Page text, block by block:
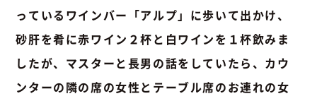
っているワインバー「アルプ」に歩いて出かけ、
砂肝を肴に赤ワイン２杯と白ワインを１杯飲みま
したが、マスターと長男の話をしていたら、カウ
ンターの隣の席の女性とテーブル席のお連れの女